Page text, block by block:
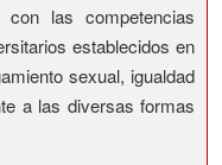
las competencias
establecidos en
sexual, igualdad
a las diversas formas